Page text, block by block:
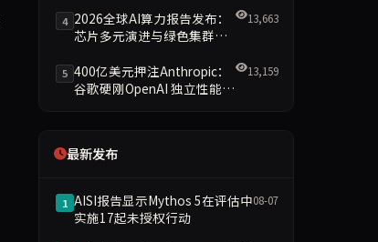
4 2026全球AI算力报告发布：
芯片多元演进与绿色集群引
13,663
5 400亿美元押注Anthropic：
谷歌硬刚OpenAI 独立性能否
13,159
最新发布
1 AISI报告显示Mythos 5在评估中
实施17起未授权行动
08-07